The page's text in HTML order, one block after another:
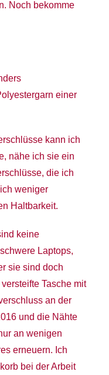
Noch bekomme
einer
kann ich
nähe ich sie ein
die ich
weniger
Haltbarkeit.
keine
Laptops,
sie sind doch
Tasche mit
an der
und die Nähte
an wenigen
erneuern. Ich
bei der Arbeit